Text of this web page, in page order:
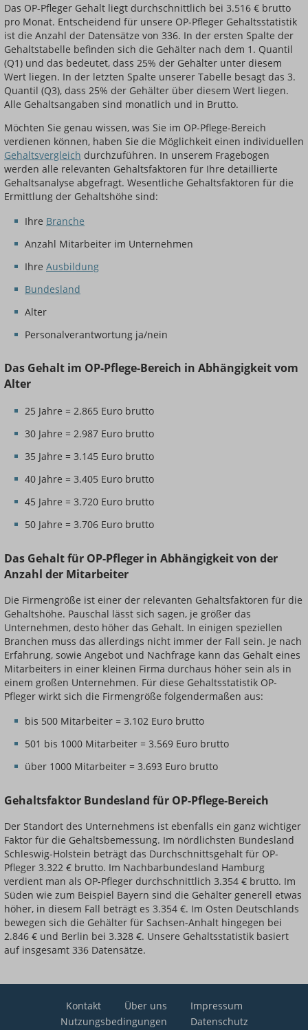
Das OP-Pfleger Gehalt liegt durchschnittlich bei 3.516 € brutto
pro Monat. Entscheidend für unsere OP-Pfleger Gehaltsstatistik
ist die Anzahl der Datensätze von 336. In der ersten Spalte der
Gehaltstabelle befinden sich die Gehälter nach dem 1. Quantil
(Q1) und das bedeutet, dass 25% der Gehälter unter diesem
Wert liegen. In der letzten Spalte unserer Tabelle besagt das 3.
Quantil (Q3), dass 25% der Gehälter über diesem Wert liegen.
Alle Gehaltsangaben sind monatlich und in Brutto.
Möchten Sie genau wissen, was Sie im OP-Pflege-Bereich
verdienen können, haben Sie die Möglichkeit einen individuellen
Gehaltsvergleich durchzuführen. In unserem Fragebogen
werden alle relevanten Gehaltsfaktoren für Ihre detaillierte
Gehaltsanalyse abgefragt. Wesentliche Gehaltsfaktoren für die
Ermittlung der Gehaltshöhe sind:
Ihre Branche
Anzahl Mitarbeiter im Unternehmen
Ihre Ausbildung
Bundesland
Alter
Personalverantwortung ja/nein
Das Gehalt im OP-Pflege-Bereich in Abhängigkeit vom
Alter
25 Jahre = 2.865 Euro brutto
30 Jahre = 2.987 Euro brutto
35 Jahre = 3.145 Euro brutto
40 Jahre = 3.405 Euro brutto
45 Jahre = 3.720 Euro brutto
50 Jahre = 3.706 Euro brutto
Das Gehalt für OP-Pfleger in Abhängigkeit von der
Anzahl der Mitarbeiter
Die Firmengröße ist einer der relevanten Gehaltsfaktoren für die
Gehaltshöhe. Pauschal lässt sich sagen, je größer das
Unternehmen, desto höher das Gehalt. In einigen speziellen
Branchen muss das allerdings nicht immer der Fall sein. Je nach
Erfahrung, sowie Angebot und Nachfrage kann das Gehalt eines
Mitarbeiters in einer kleinen Firma durchaus höher sein als in
einem großen Unternehmen. Für diese Gehaltsstatistik OP-
Pfleger wirkt sich die Firmengröße folgendermaßen aus:
bis 500 Mitarbeiter = 3.102 Euro brutto
501 bis 1000 Mitarbeiter = 3.569 Euro brutto
über 1000 Mitarbeiter = 3.693 Euro brutto
Gehaltsfaktor Bundesland für OP-Pflege-Bereich
Der Standort des Unternehmens ist ebenfalls ein ganz wichtiger
Faktor für die Gehaltsbemessung. Im nördlichsten Bundesland
Schleswig-Holstein beträgt das Durchschnittsgehalt für OP-
Pfleger 3.322 € brutto. Im Nachbarbundesland Hamburg
verdient man als OP-Pfleger durchschnittlich 3.354 € brutto. Im
Süden wie zum Beispiel Bayern sind die Gehälter generell etwas
höher, in diesem Fall beträgt es 3.354 €. Im Osten Deutschlands
bewegen sich die Gehälter für Sachsen-Anhalt hingegen bei
2.846 € und Berlin bei 3.328 €. Unsere Gehaltsstatistik basiert
auf insgesamt 336 Datensätze.
Kontakt Über uns
Impressum
Nutzungsbedingungen
Datenschutz